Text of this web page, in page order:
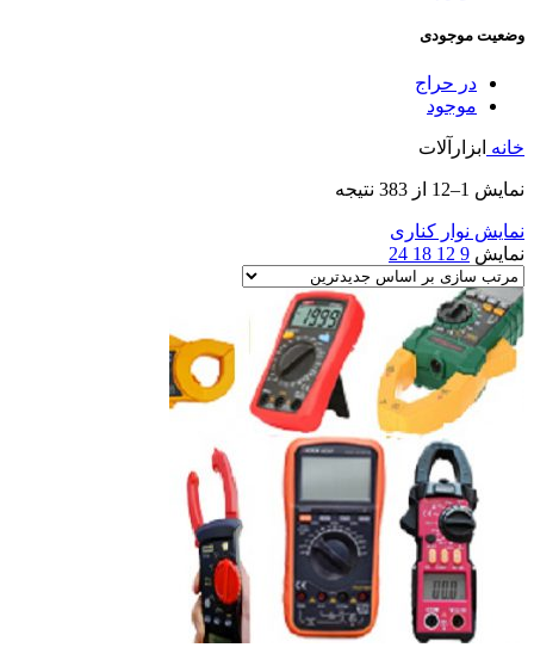
وضعیت موجودی
در حراج
موجود
خانه ابزارآلات
نمایش 1–12 از 383 نتیجه
نمایش نوار کناری
نمایش 9
12
18
24